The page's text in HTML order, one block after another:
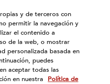
y de terceros con
permitir la navegación y
el contenido a
de la web, o mostrar
personalizada basada en
puedes
aceptar todas las
en nuestra
Política de